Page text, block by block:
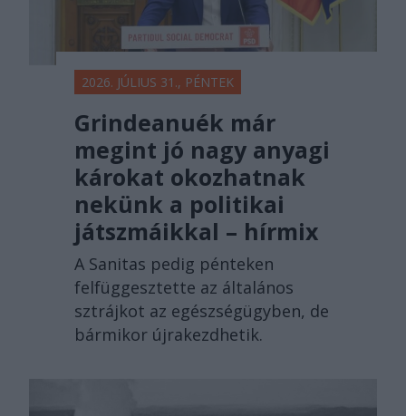
2026. JÚLIUS 31., PÉNTEK
Grindeanuék már
megint jó nagy anyagi
károkat okozhatnak
nekünk a politikai
játszmáikkal – hírmix
A Sanitas pedig pénteken
felfüggesztette az általános
sztrájkot az egészségügyben, de
bármikor újrakezdhetik.